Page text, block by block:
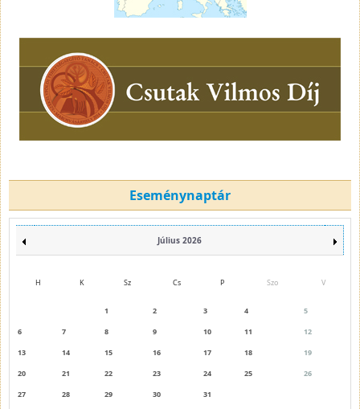
Eseménynaptár
Július 2026
H K Sz Cs P Szo V
1 2 3 4
5
6
7 8 9 10 11
12
13
14 15 16 17 18
19
20
21 22 23 24 25
26
27
28 29 30 31